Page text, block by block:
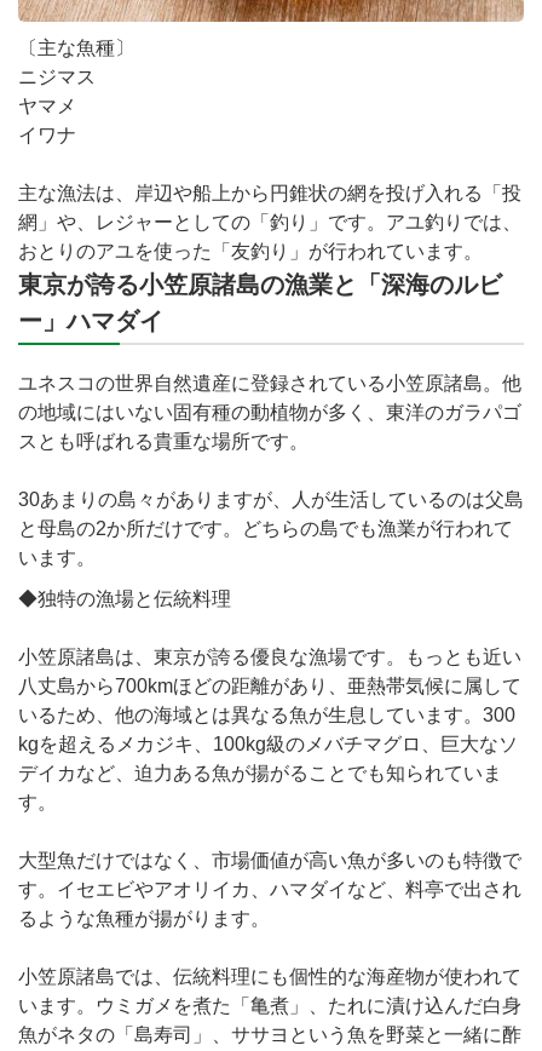
〔主な魚種〕
ニジマス
ヤマメ
イワナ
主な漁法は、岸辺や船上から円錐状の網を投げ入れる「投
網」や、レジャーとしての「釣り」です。アユ釣りでは、
おとりのアユを使った「友釣り」が行われています。
東京が誇る小笠原諸島の漁業と「深海のルビ
ー」ハマダイ
ユネスコの世界自然遺産に登録されている小笠原諸島。他
の地域にはいない固有種の動植物が多く、東洋のガラパゴ
スとも呼ばれる貴重な場所です。
30あまりの島々がありますが、人が生活しているのは父島
と母島の2か所だけです。どちらの島でも漁業が行われて
います。
◆独特の漁場と伝統料理
小笠原諸島は、東京が誇る優良な漁場です。もっとも近い
八丈島から700kmほどの距離があり、亜熱帯気候に属して
いるため、他の海域とは異なる魚が生息しています。300
kgを超えるメカジキ、100kg級のメバチマグロ、巨大なソ
デイカなど、迫力ある魚が揚がることでも知られていま
す。
大型魚だけではなく、市場価値が高い魚が多いのも特徴で
す。イセエビやアオリイカ、ハマダイなど、料亭で出され
るような魚種が揚がります。
小笠原諸島では、伝統料理にも個性的な海産物が使われて
います。ウミガメを煮た「亀煮」、たれに漬け込んだ白身
魚がネタの「島寿司」、ササヨという魚を野菜と一緒に酢